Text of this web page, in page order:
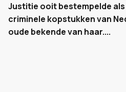
Justitie ooit bestempelde
criminele kopstukken van
oude bekende van haar....